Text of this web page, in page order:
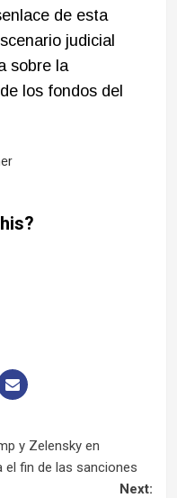
de esta
judicial
sobre la
los fondos del
y Zelensky en
el fin de las sanciones
Next: